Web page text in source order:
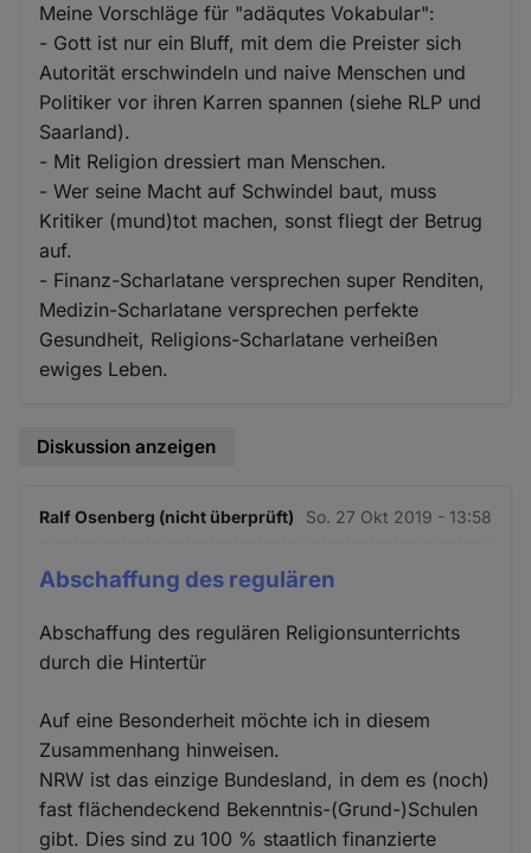
Meine Vorschläge für "adäqutes Vokabular":
- Gott ist nur ein Bluff, mit dem die Preister sich
Autorität erschwindeln und naive Menschen und
Politiker vor ihren Karren spannen (siehe RLP und
Saarland).
- Mit Religion dressiert man Menschen.
- Wer seine Macht auf Schwindel baut, muss
Kritiker (mund)tot machen, sonst fliegt der Betrug
auf.
- Finanz-Scharlatane versprechen super Renditen,
Medizin-Scharlatane versprechen perfekte
Gesundheit, Religions-Scharlatane verheißen
ewiges Leben.
Diskussion anzeigen
Ralf Osenberg (nicht überprüft) So. 27 Okt 2019 - 13:58
Abschaffung des regulären
Abschaffung des regulären Religionsunterrichts
durch die Hintertür
Auf eine Besonderheit möchte ich in diesem
Zusammenhang hinweisen.
NRW ist das einzige Bundesland, in dem es (noch)
fast flächendeckend Bekenntnis-(Grund-)Schulen
gibt. Dies sind zu 100 % staatlich finanzierte